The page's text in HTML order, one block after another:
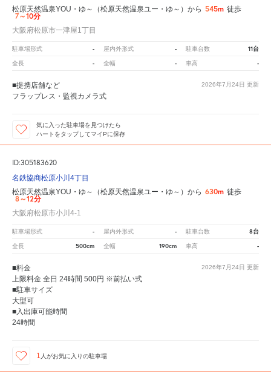
松原天然温泉YOU・ゆ～（松原天然温泉ユー・ゆ～）から 545m 徒歩
7～10分
大阪府松原市一津屋1丁目
駐車場形式 - 屋内外形式 - 駐車台数 11台
全長 - 全幅 - 車高 -
2026年7月24日 更新
■提携店舗など
フラップレス・監視カメラ式
気に入った駐車場を見つけたら
ハートをタップしてマイPに保存
ID:305183620
名鉄協商松原小川4丁目
松原天然温泉YOU・ゆ～（松原天然温泉ユー・ゆ～）から 630m 徒歩
8～12分
大阪府松原市小川4-1
駐車場形式 - 屋内外形式 - 駐車台数 8台
全長 500cm 全幅 190cm 車高 -
2026年7月24日 更新
■料金
上限料金 全日 24時間 500円 ※前払い式
■駐車サイズ
大型可
■入出庫可能時間
24時間
1 人がお気に入りの駐車場